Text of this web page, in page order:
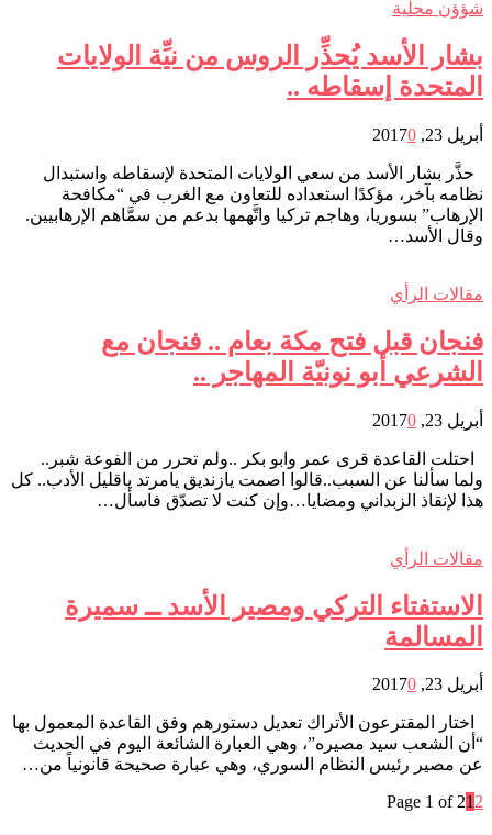
شؤؤن محلية
بشار اﻷسد يُحذِّر الروس من نيِّة الولايات
المتحدة إسقاطه ..
أبريل 23, 2017 0
حذَّر بشار اﻷسد من سعي الولايات المتحدة ﻹسقاطه واستبدال
نظامه بآخر، مؤكدًا استعداده للتعاون مع الغرب في “مكافحة
اﻹرهاب” بسوريا، وهاجم تركيا واتَّهمها بدعم من سمَّاهم اﻹرهابيين.
وقال اﻷسد…
مقالات الرأي
فنجان قبل فتح مكة بعام .. فنجان مع
الشرعي أبو نونيّة المهاجر ..
أبريل 23, 2017 0
احتلت القاعدة قرى عمر وابو بكر ..ولم تحرر من الفوعة شبر..
ولما سألنا عن السبب..قالوا اصمت يازنديق يامرتد ياقليل الأدب.. كل
هذا لإنقاذ الزبداني ومضايا…وإن كنت لا تصدّق فاسأل…
مقالات الرأي
الاستفتاء التركي ومصير الأسد ــ سميرة
المسالمة
أبريل 23, 2017 0
اختار المقترعون الأتراك تعديل دستورهم وفق القاعدة المعمول بها
“أن الشعب سيد مصيره”، وهي العبارة الشائعة اليوم في الحديث
عن مصير رئيس النظام السوري، وهي عبارة صحيحة قانونياً من…
Page 1 of 212